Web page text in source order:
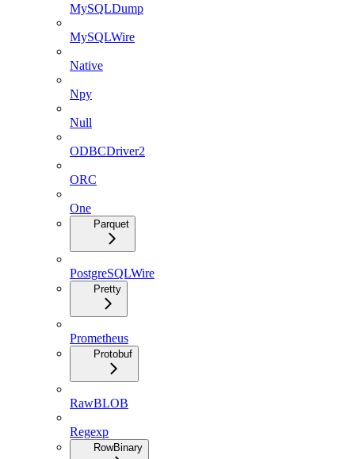
MySQLDump
MySQLWire
Native
Npy
Null
ODBCDriver2
ORC
One
Parquet
PostgreSQLWire
Pretty
Prometheus
Protobuf
RawBLOB
Regexp
RowBinary